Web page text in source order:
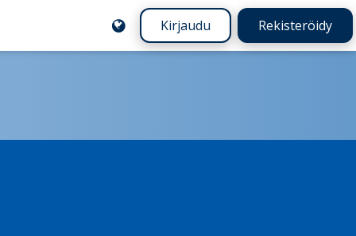
Kirjaudu Rekisteröidy